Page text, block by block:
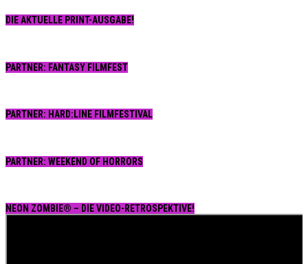
DIE AKTUELLE PRINT-AUSGABE!
PARTNER: FANTASY FILMFEST
PARTNER: HARD:LINE FILMFESTIVAL
PARTNER: WEEKEND OF HORRORS
NEON ZOMBIE® – DIE VIDEO-RETROSPEKTIVE!